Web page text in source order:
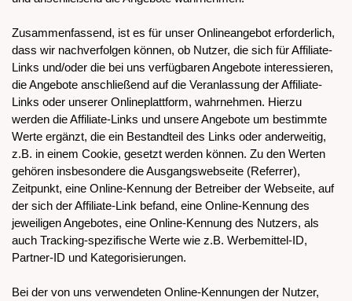
Zusammenfassend, ist es für unser Onlineangebot erforderlich,
dass wir nachverfolgen können, ob Nutzer, die sich für Affiliate-
Links und/oder die bei uns verfügbaren Angebote interessieren,
die Angebote anschließend auf die Veranlassung der Affiliate-
Links oder unserer Onlineplattform, wahrnehmen. Hierzu
werden die Affiliate-Links und unsere Angebote um bestimmte
Werte ergänzt, die ein Bestandteil des Links oder anderweitig,
z.B. in einem Cookie, gesetzt werden können. Zu den Werten
gehören insbesondere die Ausgangswebseite (Referrer),
Zeitpunkt, eine Online-Kennung der Betreiber der Webseite, auf
der sich der Affiliate-Link befand, eine Online-Kennung des
jeweiligen Angebotes, eine Online-Kennung des Nutzers, als
auch Tracking-spezifische Werte wie z.B. Werbemittel-ID,
Partner-ID und Kategorisierungen.
Bei der von uns verwendeten Online-Kennungen der Nutzer,